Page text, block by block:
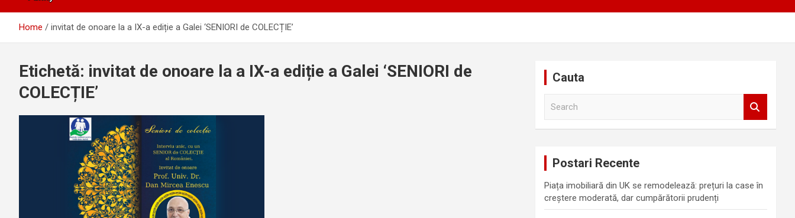
Home invitat de onoare la a IX-a ediție a Galei ‘SENIORI de COLECȚIE’
Etichetă: invitat de onoare la a IX-a ediție a Galei ‘SENIORI de
COLECȚIE’
Cauta
Postari Recente
Piața imobiliară din UK se remodelează: prețuri la case în
creștere moderată, dar cumpărătorii prudenți